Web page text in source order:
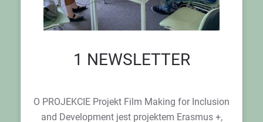
1 NEWSLETTER
O PROJEKCIE Projekt Film Making for Inclusion
and Development jest projektem Erasmus +,